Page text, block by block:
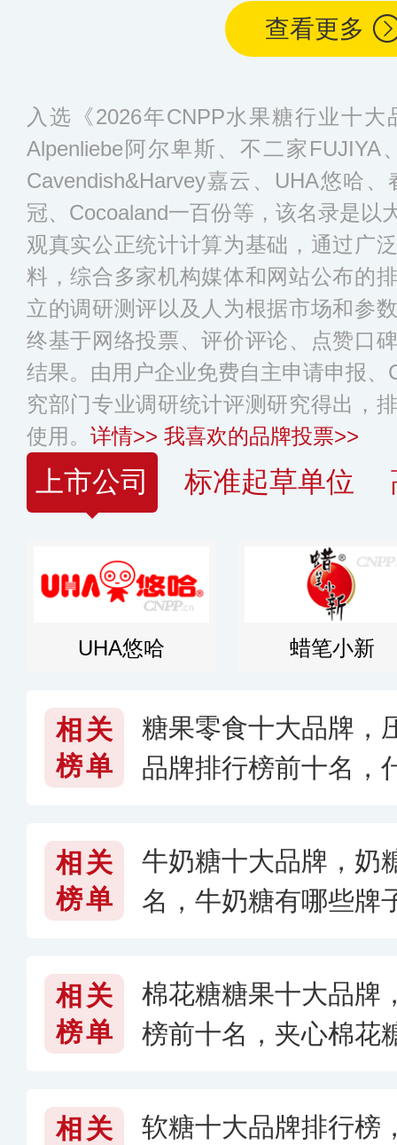
查看更多
入选《2026年CNPP水果糖行业十
Alpenliebe阿尔卑斯、不二家FUJIYA
Cavendish&Harvey嘉云、UHA悠哈
冠、Cocoaland一百份等，该名录是以
观真实公正统计计算为基础，通过广
料，综合多家机构媒体和网站公布的
立的调研测评以及人为根据市场和参
终基于网络投票、评价评论、点赞口
结果。由用户企业免费自主申请申报
究部门专业调研统计评测研究得出，
使用。 详情>> 我喜欢的品牌投票>>
上市公司 标准起草单位
UHA悠哈 蜡笔小新
相关
榜单
糖果零食十大品牌，
品牌排行榜前十名，
相关
榜单
牛奶糖十大品牌，奶
名，牛奶糖有哪些牌
相关
榜单
棉花糖糖果十大品牌
榜前十名，夹心棉花
相关
软糖十大品牌排行榜